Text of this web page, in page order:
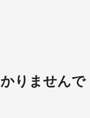
りませんで